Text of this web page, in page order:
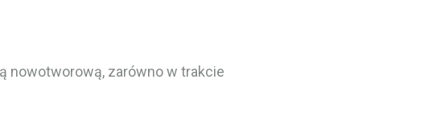
nowotworową, zarówno w trakcie